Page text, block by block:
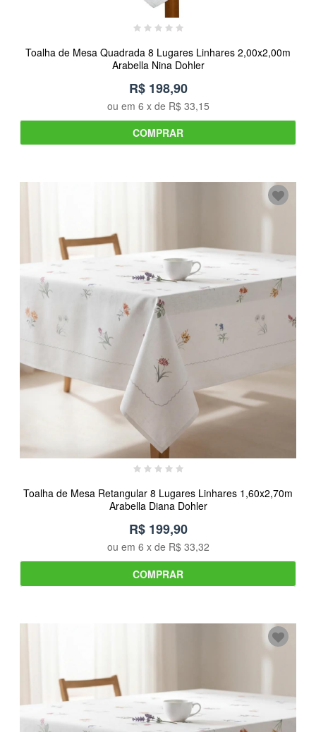
Toalha de Mesa Quadrada 8 Lugares Linhares 2,00x2,00m
Arabella Nina Dohler
R$ 198,90
ou em 6 x de R$ 33,15
COMPRAR
Toalha de Mesa Retangular 8 Lugares Linhares 1,60x2,70m
Arabella Diana Dohler
R$ 199,90
ou em 6 x de R$ 33,32
COMPRAR